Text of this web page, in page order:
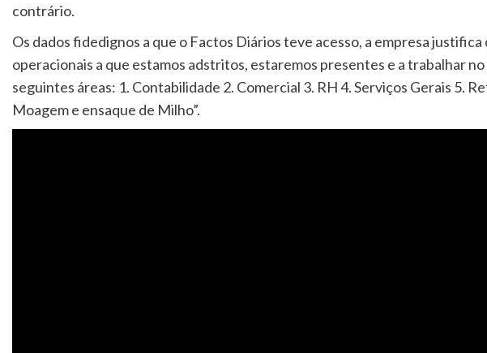
contrário.
Os dados fidedignos a que o Factos Diários teve acesso, a empresa
operacionais a que estamos adstritos, estaremos presentes e a trabalhar
seguintes áreas: 1. Contabilidade 2. Comercial 3. RH 4. Serviços Gerais 5.
Moagem e ensaque de Milho”.